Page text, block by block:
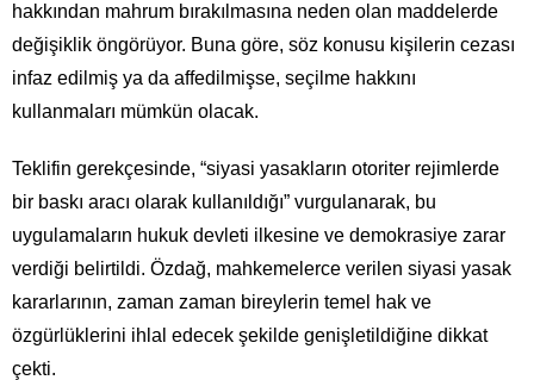
hakkından mahrum bırakılmasına neden olan maddelerde
değişiklik öngörüyor. Buna göre, söz konusu kişilerin cezası
infaz edilmiş ya da affedilmişse, seçilme hakkını
kullanmaları mümkün olacak.
Teklifin gerekçesinde, “siyasi yasakların otoriter rejimlerde
bir baskı aracı olarak kullanıldığı” vurgulanarak, bu
uygulamaların hukuk devleti ilkesine ve demokrasiye zarar
verdiği belirtildi. Özdağ, mahkemelerce verilen siyasi yasak
kararlarının, zaman zaman bireylerin temel hak ve
özgürlüklerini ihlal edecek şekilde genişletildiğine dikkat
çekti.